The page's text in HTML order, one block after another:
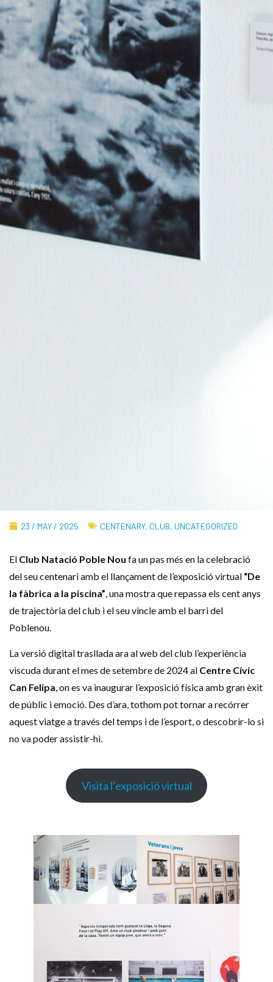
23 / MAY / 2025 CENTENARY, CLUB, UNCATEGORIZED
El Club Natació Poble Nou fa un pas més en la celebració
del seu centenari amb el llançament de l’exposició virtual “De
la fàbrica a la piscina” , una mostra que repassa els cent anys
de trajectòria del club i el seu vincle amb el barri del
Poblenou.
La versió digital trasllada ara al web del club l’experiència
viscuda durant el mes de setembre de 2024 al Centre Cívic
Can Felipa, on es va inaugurar l’exposició física amb gran èxit
de públic i emoció. Des d’ara, tothom pot tornar a recórrer
aquest viatge a través del temps i de l’esport, o descobrir-lo si
no va poder assistir-hi.
Visita l’exposició virtual